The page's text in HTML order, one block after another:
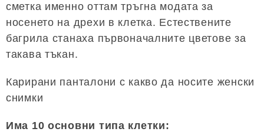
сметка именно оттам тръгна модата за
носенето на дрехи в клетка. Естествените
багрила станаха първоначалните цветове за
такава тъкан.
Карирани панталони с какво да носите женски
снимки
Има 10 основни типа клетки: